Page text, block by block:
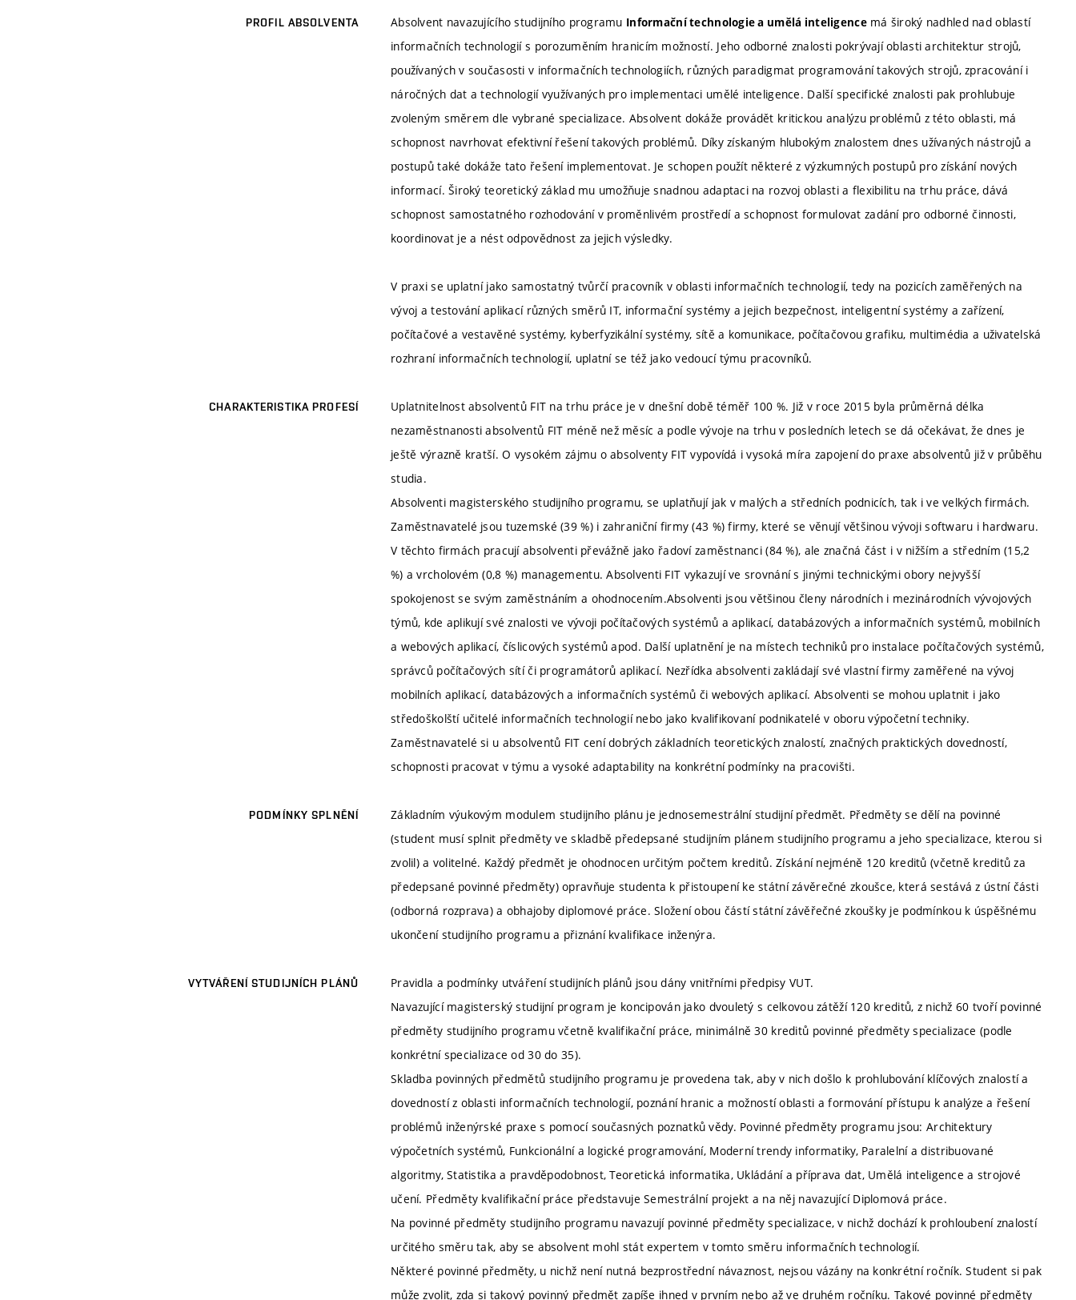
PROFIL ABSOLVENTA Absolvent navazujícího studijního programu Informační technologie a umělá inteligencemá široký nadhled nad oblastí
informačních technologií s porozuměním hranicím možností. Jeho odborné znalosti pokrývají oblasti architektur strojů,
používaných v současosti v informačních technologiích, různých paradigmat programování takových strojů, zpracování i
náročných dat a technologií využívaných pro implementaci umělé inteligence. Další specifické znalosti pak prohlubuje
zvoleným směrem dle vybrané specializace. Absolvent dokáže provádět kritickou analýzu problémů z této oblasti, má
schopnost navrhovat efektivní řešení takových problémů. Díky získaným hlubokým znalostem dnes užívaných nástrojů a
postupů také dokáže tato řešení implementovat. Je schopen použít některé z výzkumných postupů pro získání nových
informací. Široký teoretický základ mu umožňuje snadnou adaptaci na rozvoj oblasti a flexibilitu na trhu práce, dává
schopnost samostatného rozhodování v proměnlivém prostředí a schopnost formulovat zadání pro odborné činnosti,
koordinovat je a nést odpovědnost za jejich výsledky.
V praxi se uplatní jako samostatný tvůrčí pracovník v oblasti informačních technologií, tedy na pozicích zaměřených na
vývoj a testování aplikací různých směrů IT, informační systémy a jejich bezpečnost, inteligentní systémy a zařízení,
počítačové a vestavěné systémy, kyberfyzikální systémy, sítě a komunikace, počítačovou grafiku, multimédia a uživatelská
rozhraní informačních technologií, uplatní se též jako vedoucí týmu pracovníků.
CHARAKTERISTIKA PROFESÍ
Uplatnitelnost absolventů FIT na trhu práce je v dnešní době téměř 100 %. Již v roce 2015 byla průměrná délka
nezaměstnanosti absolventů FIT méně než měsíc a podle vývoje na trhu v posledních letech se dá očekávat, že dnes je
ještě výrazně kratší. O vysokém zájmu o absolventy FIT vypovídá i vysoká míra zapojení do praxe absolventů již v průběhu
studia.
Absolventi magisterského studijního programu, se uplatňují jak v malých a středních podnicích, tak i ve velkých firmách.
Zaměstnavatelé jsou tuzemské (39 %) i zahraniční firmy (43 %) firmy, které se věnují většinou vývoji softwaru i hardwaru.
V těchto firmách pracují absolventi převážně jako řadoví zaměstnanci (84 %), ale značná část i v nižším a středním (15,2
%) a vrcholovém (0,8 %) managementu. Absolventi FIT vykazují ve srovnání s jinými technickými obory nejvyšší
spokojenost se svým zaměstnáním a ohodnocením.Absolventi jsou většinou členy národních i mezinárodních vývojových
týmů, kde aplikují své znalosti ve vývoji počítačových systémů a aplikací, databázových a informačních systémů, mobilních
a webových aplikací, číslicových systémů apod. Další uplatnění je na místech techniků pro instalace počítačových systémů,
správců počítačových sítí či programátorů aplikací. Nezřídka absolventi zakládají své vlastní firmy zaměřené na vývoj
mobilních aplikací, databázových a informačních systémů či webových aplikací. Absolventi se mohou uplatnit i jako
středoškolští učitelé informačních technologií nebo jako kvalifikovaní podnikatelé v oboru výpočetní techniky.
Zaměstnavatelé si u absolventů FIT cení dobrých základních teoretických znalostí, značných praktických dovedností,
schopnosti pracovat v týmu a vysoké adaptability na konkrétní podmínky na pracovišti.
PODMÍNKY SPLNĚNÍ
Základním výukovým modulem studijního plánu je jednosemestrální studijní předmět. Předměty se dělí na povinné
(student musí splnit předměty ve skladbě předepsané studijním plánem studijního programu a jeho specializace, kterou si
zvolil) a volitelné. Každý předmět je ohodnocen určitým počtem kreditů. Získání nejméně 120 kreditů (včetně kreditů za
předepsané povinné předměty) opravňuje studenta k přistoupení ke státní závěrečné zkoušce, která sestává z ústní části
(odborná rozprava) a obhajoby diplomové práce. Složení obou částí státní závěřečné zkoušky je podmínkou k úspěšnému
ukončení studijního programu a přiznání kvalifikace inženýra.
VYTVÁŘENÍ STUDIJNÍCH PLÁNŮ
Pravidla a podmínky utváření studijních plánů jsou dány vnitřními předpisy VUT.
Navazující magisterský studijní program je koncipován jako dvouletý s celkovou zátěží 120 kreditů, z nichž 60 tvoří povinné
předměty studijního programu včetně kvalifikační práce, minimálně 30 kreditů povinné předměty specializace (podle
konkrétní specializace od 30 do 35).
Skladba povinných předmětů studijního programu je provedena tak, aby v nich došlo k prohlubování klíčových znalostí a
dovedností z oblasti informačních technologií, poznání hranic a možností oblasti a formování přístupu k analýze a řešení
problémů inženýrské praxe s pomocí současných poznatků vědy. Povinné předměty programu jsou: Architektury
výpočetních systémů, Funkcionální a logické programování, Moderní trendy informatiky, Paralelní a distribuované
algoritmy, Statistika a pravděpodobnost, Teoretická informatika, Ukládání a příprava dat, Umělá inteligence a strojové
učení. Předměty kvalifikační práce představuje Semestrální projekt a na něj navazující Diplomová práce.
Na povinné předměty studijního programu navazují povinné předměty specializace, v nichž dochází k prohloubení znalostí
určitého směru tak, aby se absolvent mohl stát expertem v tomto směru informačních technologií.
Některé povinné předměty, u nichž není nutná bezprostřední návaznost, nejsou vázány na konkrétní ročník. Student si pak
může zvolit, zda si takový povinný předmět zapíše ihned v prvním nebo až ve druhém ročníku. Takové povinné předměty